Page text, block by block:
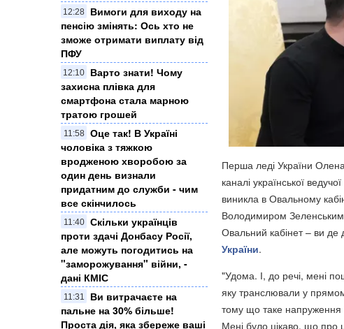
12:28
Вимоги для виходу на
пенсію змінять: Ось хто не
зможе отримати виплату від
ПФУ
12:10
Варто знати! Чому
захисна плівка для
смартфона стала марною
тратою грошей
11:58
Оце так! В Україні
чоловіка з тяжкою
вродженою хворобою за
один день визнали
придатним до служби - чим
все скінчилось
11:40
Скільки українців
проти здачі Донбасу Росії,
але можуть погодитись на
"заморожування" війни, -
дані КМІС
11:31
Ви витрачаєте на
пальне на 30% більше!
Проста дія, яка збереже ваші
Перша леді України
каналі української
виникла в Овальному
Володимиром
Овальний кабінет – ви
України.
"Удома. І, до речі, мені
яку транслювали у
тому що таке
Мені було цікаво, що про